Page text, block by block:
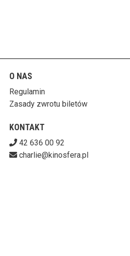
O NAS
Regulamin
Zasady zwrotu biletów
KONTAKT
42 636 00 92
charlie@kinosfera.pl